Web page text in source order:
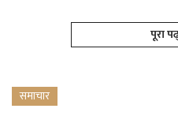
पूरा
समाचार